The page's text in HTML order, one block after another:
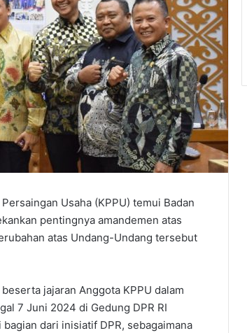
Usaha (KPPU) temui Badan
pentingnya amandemen atas
atas Undang-Undang tersebut
jajaran Anggota KPPU dalam
7 Juni 2024 di Gedung DPR RI
dari inisiatif DPR, sebagaimana